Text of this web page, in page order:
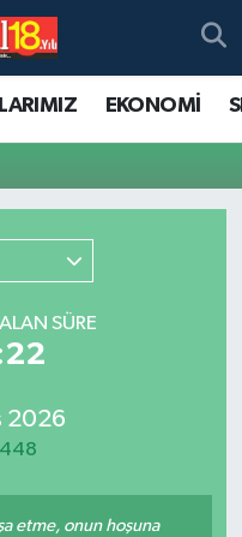
EKONOMİ
SÜRE
2026
etme, onun hoşuna